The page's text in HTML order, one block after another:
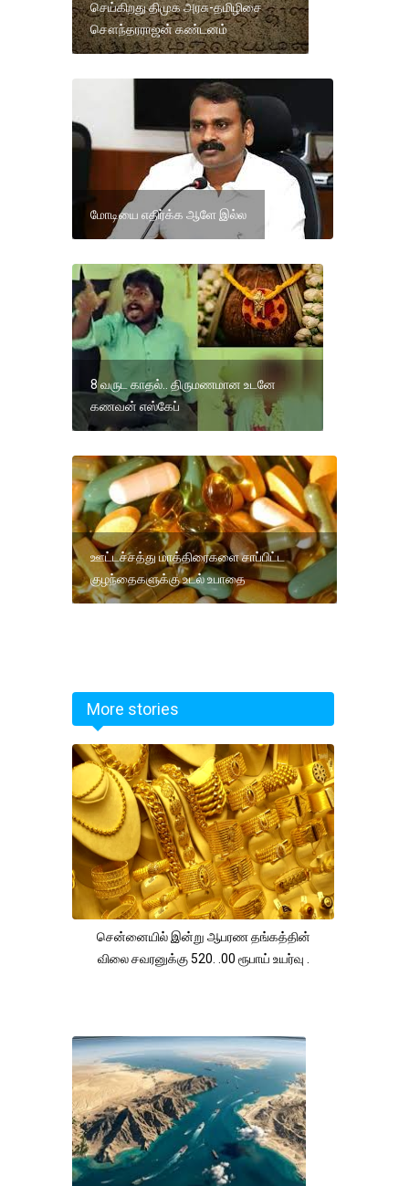
செய்கிறது திமுக அரசு-தமிழிசை
சௌந்தரராஜன் கண்டனம்
மோடியை எதிர்க்க ஆளே இல்ல
8 வருட காதல்.. திருமணமான உடனே
கணவன் எஸ்கேப்
ஊட்டச்சத்து மாத்திரைகளை சாப்பிட்ட
குழந்தைகளுக்கு உடல் உபாதை
More stories
சென்னையில் இன்று ஆபரண தங்கத்தின்
விலை சவரனுக்கு 520. .00 ரூபாய் உயர்வு .